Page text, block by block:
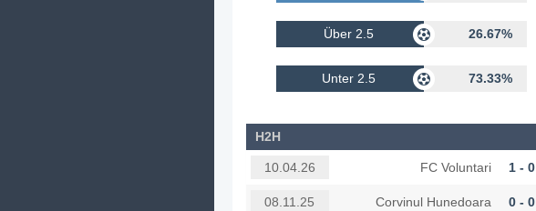
Über 2.5 26.67%
Unter 2.5 73.33%
H2H
10.04.26 FC Voluntari 1 - 0
08.11.25 Corvinul Hunedoara 0 - 0